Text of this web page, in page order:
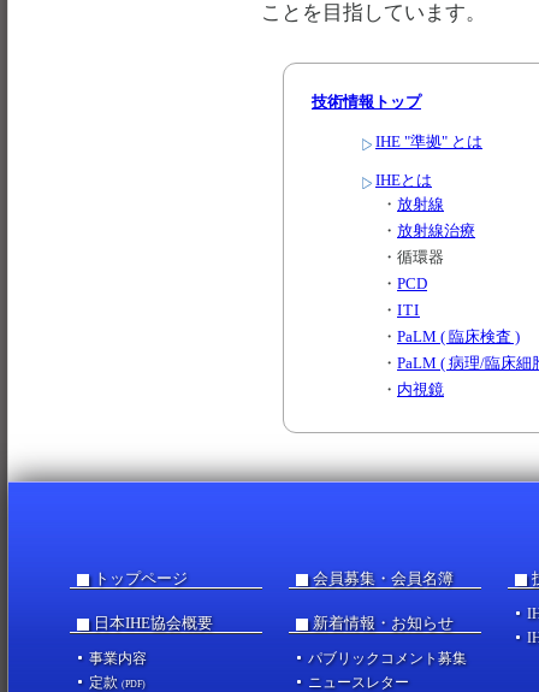
ことを目指しています。
技術情報トップ
IHE "準拠" とは
IHEとは
・ 放射線
・ 放射線治療
・ 循環器
・ PCD
・ ITI
・ PaLM ( 臨床検査 )
・ PaLM ( 病理/臨床細
・ 内視鏡
トップページ
日本IHE協会概要
事業内容
定款 (PDF)
会員募集・会員名簿
新着情報・お知らせ
パブリックコメント募集
ニュースレター